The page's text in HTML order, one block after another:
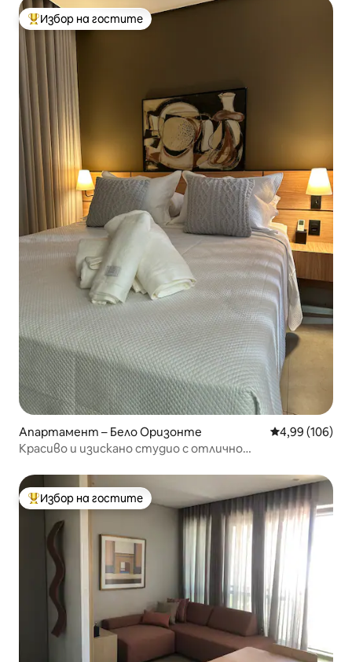
Най-популярен избор на гостите
Избор на гостите
Апартамент – Бело Оризонте Средна
4,99 (106)
Красиво и изискано студио с отлично
Най-популярен избор на гостите
Избор на гостите